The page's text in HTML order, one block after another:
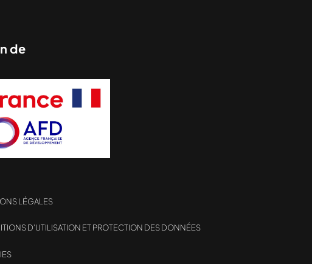
de
LÉGALES
D’UTILISATION ET PROTECTION DES DONNÉES